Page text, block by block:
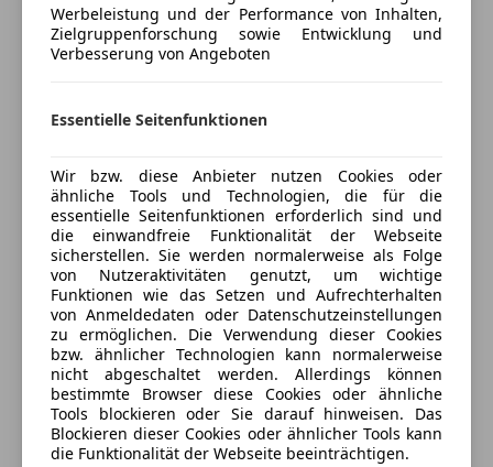
anpassen
Freischaden-Gutschein ab Stufe 0
Jetzt berechnen
Verkäufer Händler
Hans Pugl GmbH
Sternebewertung 4 von 5
4Sterne
(75% Weiterempfehlungen)
Anbieter auf AutoScout24 seit 2007
Karlauergürtel 20,
Werbeleistung und der Performance von Inhalten,
Zielgruppenforschung sowie Entwicklung und
Verbesserung von Angeboten
Essentielle Seitenfunktionen
Wir bzw. diese Anbieter nutzen Cookies oder
ähnliche Tools und Technologien, die für die
essentielle Seitenfunktionen erforderlich sind und
die einwandfreie Funktionalität der Webseite
sicherstellen. Sie werden normalerweise als Folge
von Nutzeraktivitäten genutzt, um wichtige
Funktionen wie das Setzen und Aufrechterhalten
von Anmeldedaten oder Datenschutzeinstellungen
zu ermöglichen. Die Verwendung dieser Cookies
bzw. ähnlicher Technologien kann normalerweise
nicht abgeschaltet werden. Allerdings können
bestimmte Browser diese Cookies oder ähnliche
Tools blockieren oder Sie darauf hinweisen. Das
Blockieren dieser Cookies oder ähnlicher Tools kann
die Funktionalität der Webseite beeinträchtigen.